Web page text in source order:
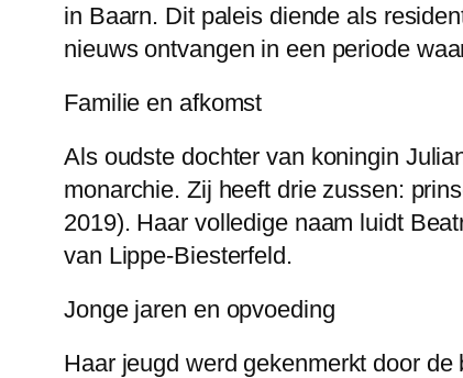
in Baarn. Dit paleis diende als
nieuws ontvangen in een periode
Familie en afkomst
Als oudste dochter van koningin
monarchie. Zij heeft drie zussen:
2019). Haar volledige naam luidt
van Lippe-Biesterfeld.
Jonge jaren en opvoeding
Haar jeugd werd gekenmerkt door